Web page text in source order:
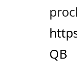
QB